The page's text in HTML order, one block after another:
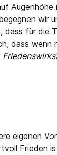
Augenhöhe
dass für
dass
eigenen
Frieden